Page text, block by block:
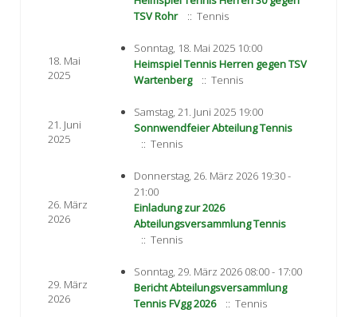
TSV Rohr
:: Tennis
18. Mai
2025
Sonntag, 18. Mai 2025 10:00
Heimspiel Tennis Herren gegen TSV
Wartenberg
:: Tennis
21. Juni
2025
Samstag, 21. Juni 2025 19:00
Sonnwendfeier Abteilung Tennis
:: Tennis
26. März
2026
Donnerstag, 26. März 2026 19:30 -
21:00
Einladung zur 2026
Abteilungsversammlung Tennis
:: Tennis
29. März
2026
Sonntag, 29. März 2026 08:00 - 17:00
Bericht Abteilungsversammlung
Tennis FVgg 2026
:: Tennis